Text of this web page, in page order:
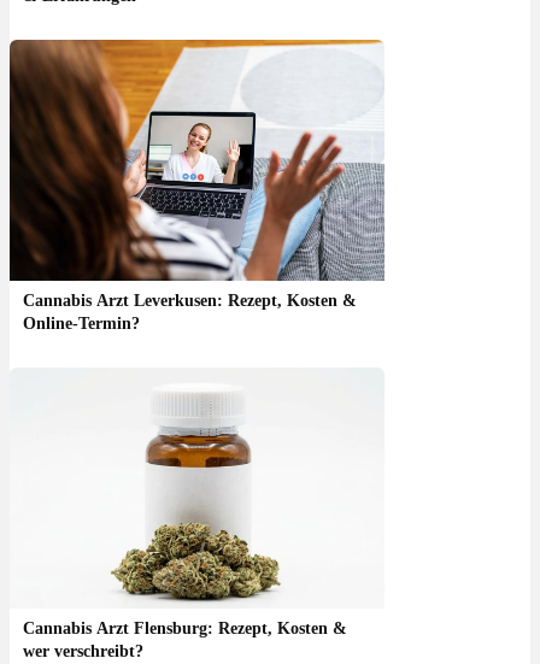
Cannabis Arzt Leverkusen: Rezept, Kosten &
Online-Termin?
Cannabis Arzt Flensburg: Rezept, Kosten &
wer verschreibt?